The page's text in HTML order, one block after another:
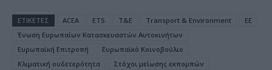
ΕΤΙΚΕΤΕΣ ACEA ETS T&E Transport & Environment
ΕΕ
Ένωση Ευρωπαίων Κατασκευαστών Αυτοκινήτων
Ευρωπαϊκή Επιτροπή
Ευρωπαϊκό Κοινοβούλιο
Κλιματική ουδετερότητα
Στόχοι μείωσης εκπομπών